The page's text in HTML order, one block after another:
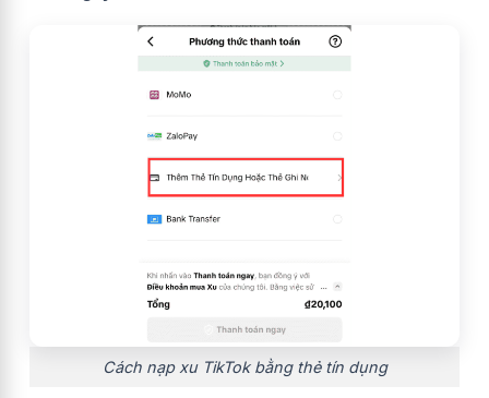
Cách nạp xu TikTok bằng thẻ tín dụng